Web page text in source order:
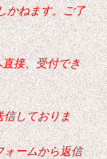
かねます。ご了
接、受付でき
信しておりま
ォームから返信